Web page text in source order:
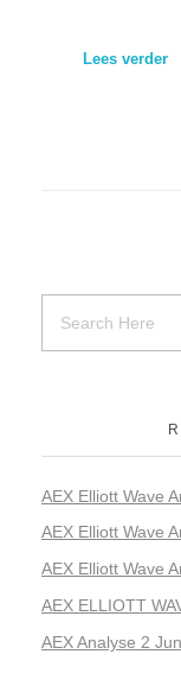
Lees verder
AEX Elliott Wave
AEX Elliott Wave
AEX Elliott Wave
AEX ELLIOTT
AEX Analyse 2